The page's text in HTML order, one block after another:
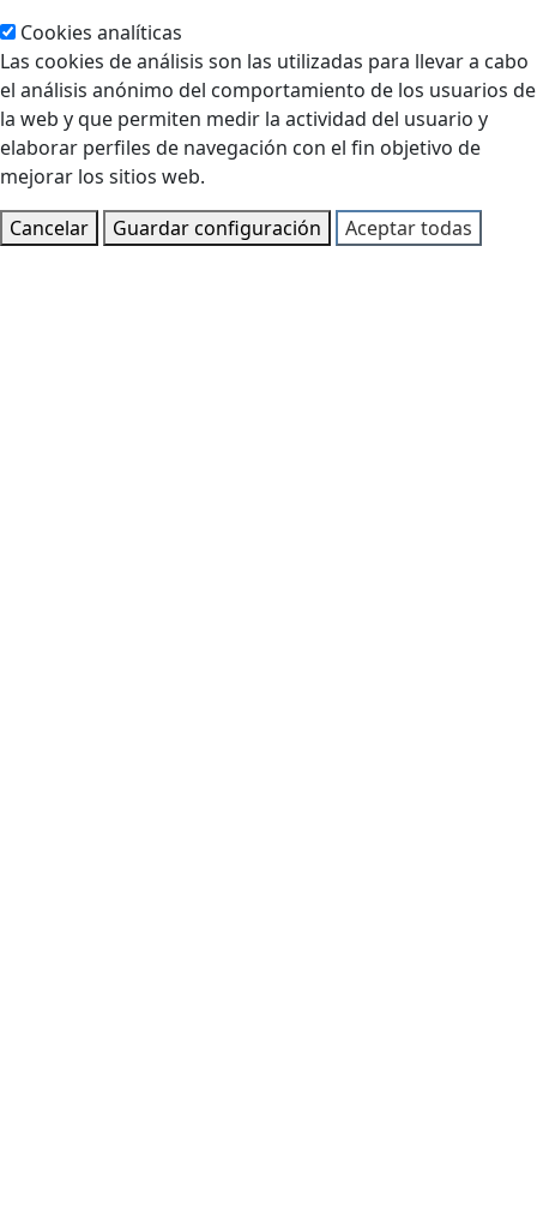
Cookies analíticas
Las cookies de análisis son las utilizadas para llevar a cabo
el análisis anónimo del comportamiento de los usuarios de
la web y que permiten medir la actividad del usuario y
elaborar perfiles de navegación con el fin objetivo de
mejorar los sitios web.
Cancelar
Guardar configuración Aceptar todas